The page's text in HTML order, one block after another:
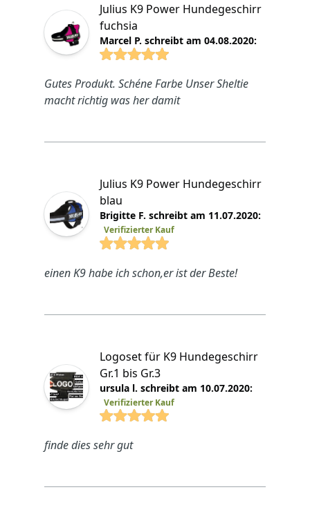
Julius K9 Power Hundegeschirr
fuchsia
Marcel P. schreibt am 04.08.2020:
Gutes Produkt. Schéne Farbe Unser Sheltie
macht richtig was her damit
Julius K9 Power Hundegeschirr
blau
Brigitte F. schreibt am 11.07.2020:
Verifizierter Kauf
einen K9 habe ich schon,er ist der Beste!
Logoset für K9 Hundegeschirr
Gr.1 bis Gr.3
ursula l. schreibt am 10.07.2020:
Verifizierter Kauf
finde dies sehr gut